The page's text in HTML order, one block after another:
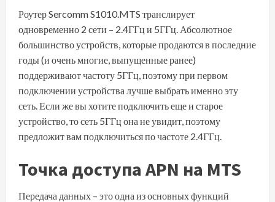
Роутер Sercomm S1010.MTS транслирует
одновременно 2 сети – 2.4ГГц и 5ГГц. Абсолютное
большинство устройств, которые продаются в последние
годы (и очень многие, выпущенные ранее)
поддерживают частоту 5ГГц, поэтому при первом
подключении устройства лучше выбрать именно эту
сеть. Если же вы хотите подключить еще и старое
устройство, то сеть 5ГГц она не увидит, поэтому
предложит вам подключиться по частоте 2.4ГГц.
Точка доступа APN на MTS
Передача данных – это одна из основных функций